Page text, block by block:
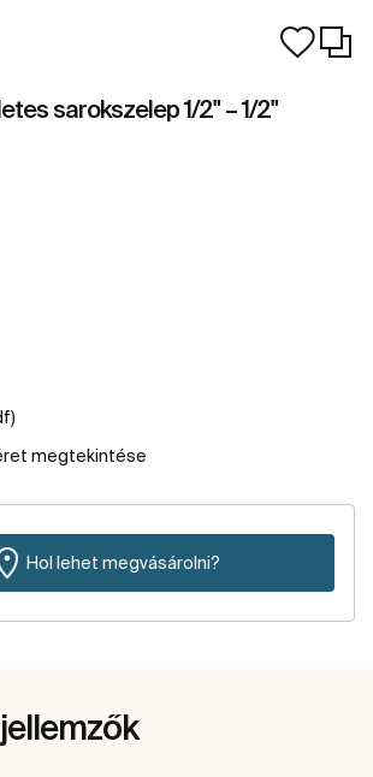
sarokszelep 1/2" – 1/2"
megtekintése
Hol lehet megvásárolni?